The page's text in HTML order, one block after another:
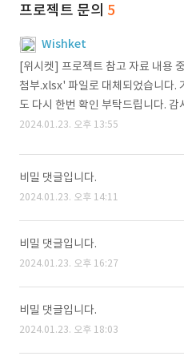
프로젝트 문의 5
Wishket
[위시켓] 프로젝트 참고 자료 내용
첨부.xlsx' 파일로 대체되었습니다.
도 다시 한번 확인 부탁드립니다. 감
2024.01.23. 오후 13:55
비밀 댓글입니다.
2024.01.23. 오후 14:11
비밀 댓글입니다.
2024.01.23. 오후 16:27
비밀 댓글입니다.
2024.01.23. 오후 18:03